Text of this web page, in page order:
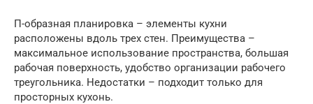
П-образная планировка – элементы кухни
расположены вдоль трех стен. Преимущества –
максимальное использование пространства, большая
рабочая поверхность, удобство организации рабочего
треугольника. Недостатки – подходит только для
просторных кухонь.